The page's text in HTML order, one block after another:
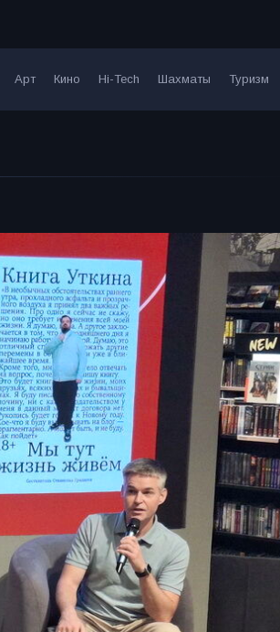
Арт Кино Hi-Tech Шахматы Туризм